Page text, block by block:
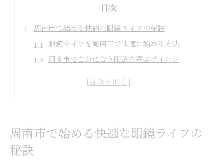
目次
周南市で始める快適な眼鏡ライフの秘訣
眼鏡ライフを周南市で快適に始める方法
周南市で自分に合う眼鏡を選ぶポイント
眼鏡選びの前に知りたい基礎知識まとめ
周南市で始める快適な眼鏡ライフの
秘訣